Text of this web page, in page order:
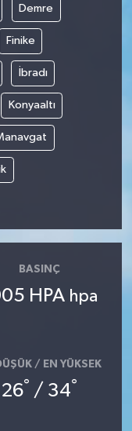
Demre
Finike
İbradı
Konyaaltı
BASINÇ
HPA hpa
/ EN YÜKSEK
26° / 34°